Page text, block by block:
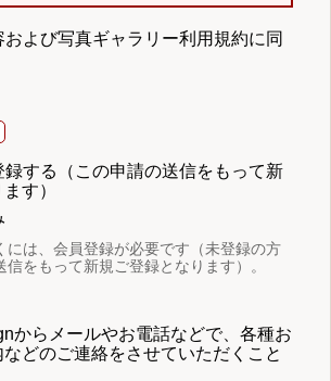
および写真ギャラリー利用規約に同
録する（この申請の送信をもって新
す）
は、会員登録が必要です（未登録の方
信をもって新規ご登録となります）。
からメールやお電話などで、各種お
どのご連絡をさせていただくこと